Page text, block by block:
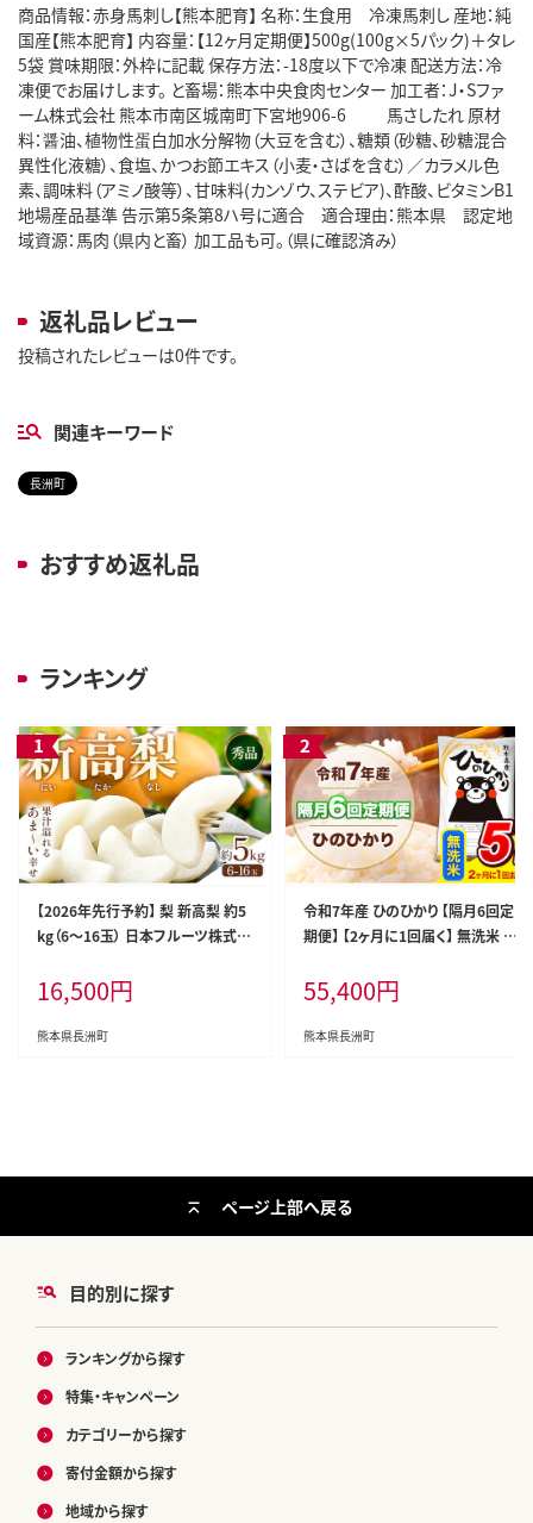
商品情報：赤身馬刺し【熊本肥育】 名称：生食用 冷凍馬刺し 産地：純
国産【熊本肥育】 内容量：【12ヶ月定期便】500g(100g×5パック)＋タレ
5袋 賞味期限：外枠に記載 保存方法：-18度以下で冷凍 配送方法：冷
凍便でお届けします。 と畜場：熊本中央食肉センター 加工者：J・Sファ
ーム株式会社 熊本市南区城南町下宮地906-6 馬さしたれ 原材
料：醤油、植物性蛋白加水分解物（大豆を含む）、糖類（砂糖、砂糖混合
異性化液糖）、食塩、かつお節エキス（小麦・さばを含む）／カラメル色
素、調味料（アミノ酸等）、甘味料(カンゾウ、ステビア)、酢酸、ビタミンB1
地場産品基準 告示第5条第8ハ号に適合 適合理由：熊本県 認定地
域資源：馬肉（県内と畜） 加工品も可。（県に確認済み）
返礼品レビュー
投稿されたレビューは0件です。
関連キーワード
長洲町
おすすめ返礼品
ランキング
【2026年先行予約】 梨 新高梨 約5
kg（6～16玉） 日本フルーツ株式会
県 荒尾市 新高梨 梨 果物 フルーツ
スイーツ デザート ギフト ご贈答---
sn_nfntn_ad9_r8_16500_5kg--
16,500円
熊本県長洲町
令和7年産 ひのひかり 【隔月6回定
期便】 【2ヶ月に1回届く】 無洗米 5k
込み翌月から出荷》 熊本県産 精米
ひの 米 こめ お米 熊本県 長洲町---
hn7tei_55400_5kg_ev2mo6_n
55,400円
熊本県長洲町
目的別に探す
ランキングから探す
特集・キャンペーン
カテゴリーから探す
寄付金額から探す
地域から探す
ページ上部へ戻る